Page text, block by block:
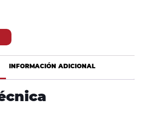
INFORMACIÓN ADICIONAL